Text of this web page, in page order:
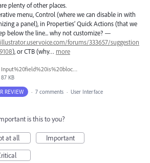
plenty of other places.
menu, Control (where we can disable in with
a panel), in Properties’ Quick Actions (that we
below the line... why not customize? —
forums/333657/suggestion
), or CTB (why… more
Input%20field%20is%20blocked%20by%20tooltip.png
87 KB
REVIEW · 7 comments · User Interface
is this to you?
at all
Important